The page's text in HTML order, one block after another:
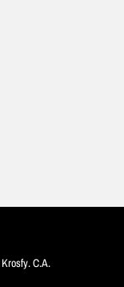
Krosfy. C.A.